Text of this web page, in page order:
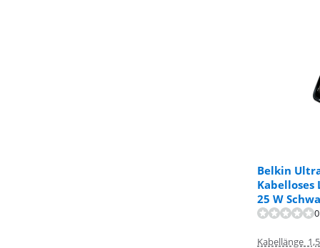
Belkin
25 W
Kabellänge
Bewertet mit